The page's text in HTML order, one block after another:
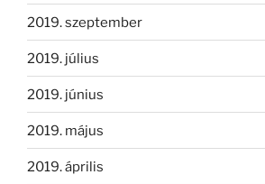
2019. szeptember
2019. július
2019. június
2019. május
2019. április